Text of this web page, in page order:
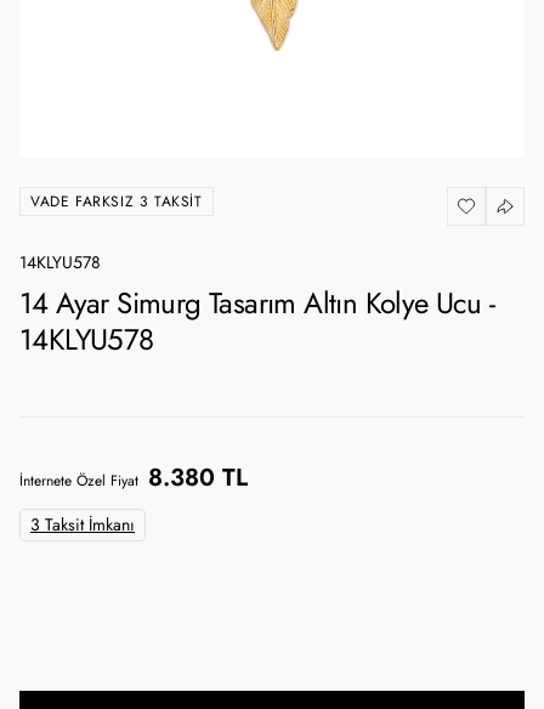
VADE FARKSIZ 3 TAKSIT
14KLYU578
14 Ayar Simurg Tasarım Altın Kolye Ucu -
14KLYU578
İnternete Özel Fiyat 8.380 TL
3 Taksit İmkanı